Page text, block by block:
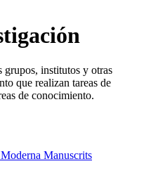
grupos, institutos y otras
que realizan tareas de
de conocimiento.
Manuscrits